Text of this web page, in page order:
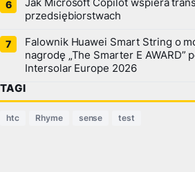
Jak Microsoft Copilot wspiera
przedsiębiorstwach
Falownik Huawei Smart String o
nagrodę „The Smarter E AWARD”
Intersolar Europe 2026
TAGI
htc Rhyme sense test